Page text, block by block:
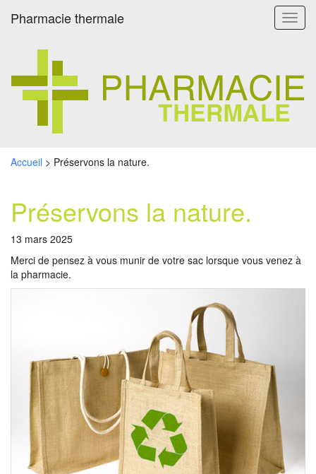
Pharmacie thermale
Accueil > Préservons la nature.
Préservons la nature.
13 mars 2025
Merci de pensez à vous munir de votre sac lorsque vous venez à
la pharmacie.